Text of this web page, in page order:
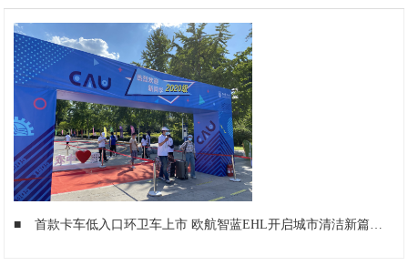
■ 首款卡车低入口环卫车上市 欧航智蓝EHL开启城市清洁新篇章